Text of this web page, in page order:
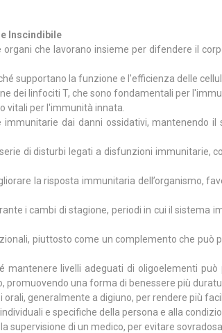
Inscindibile
che lavorano insieme per difendere il
supportano la funzione e l'efficienza delle
dei linfociti T, che sono fondamentali per
vitali per l'immunità innata.
immunitarie dai danni ossidativi, mantenendo
di disturbi legati a disfunzioni immunitarie,
la risposta immunitaria dell’organismo,
i cambi di stagione, periodi in cui il sistema
piuttosto come un complemento che può
mantenere livelli adeguati di oligoelementi può
una forma di benessere più
generalmente a digiuno, per rendere più
e specifiche della persona e alla
di un medico, per evitare